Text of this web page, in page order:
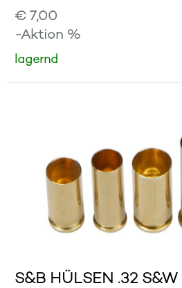
€ 7,00
-Aktion %
lagernd
S&B HÜLSEN .32